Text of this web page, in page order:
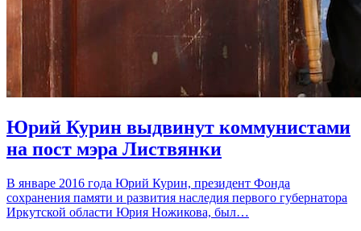
Юрий Курин выдвинут коммунистами
на пост мэра Листвянки
В январе 2016 года Юрий Курин, президент Фонда
сохранения памяти и развития наследия первого губернатора
Иркутской области Юрия Ножикова, был…